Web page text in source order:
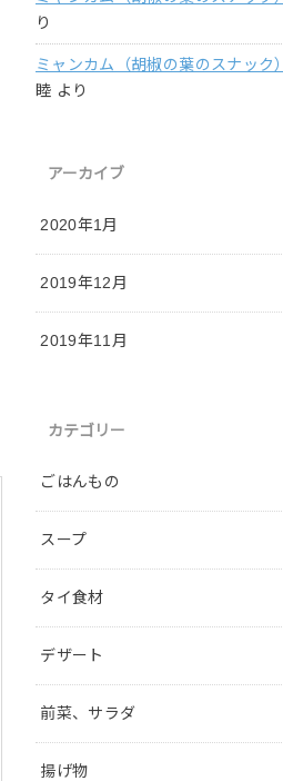
り
ミャンカム（胡椒の葉のスナック）
睦 より
アーカイブ
2020年1月
2019年12月
2019年11月
カテゴリー
ごはんもの
スープ
タイ食材
デザート
前菜、サラダ
揚げ物